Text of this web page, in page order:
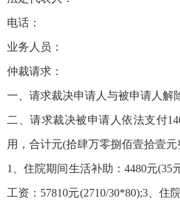
电话：
业务人员：
仲裁请求：
一、请求裁决申请人与被申请人解
二、请求裁决被申请人依法支付
用，合计元(拾肆万零捌佰壹拾壹元
1、住院期间生活补助：4480元(35
工资：57810元(2710/30*80);3、住